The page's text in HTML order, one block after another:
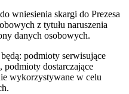
wniesienia skargi do Prezesa
z tytułu naruszenia
danych osobowych.
podmioty serwisujące
podmioty dostarczające
wykorzystywane w celu